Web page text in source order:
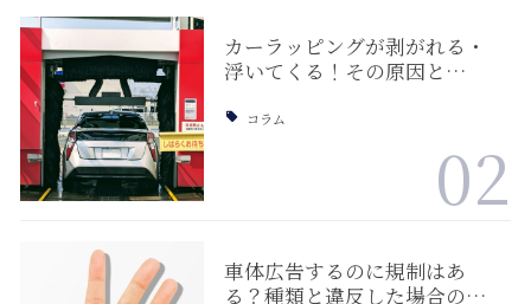
カーラッピングが剥がれる・
浮いてくる！その原因と…
コラム
02
車体広告するのに規制はあ
る？種類と違反した場合の…